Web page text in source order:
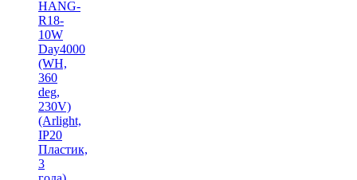
HANG-
R18-
10W
Day4000
(WH,
360
deg,
230V)
(Arlight,
IP20
Пластик,
3